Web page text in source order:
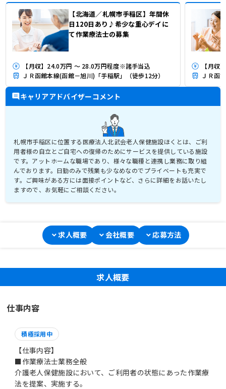
【北海道／札幌市手稲区】年間休
日120日あり♪希少な重心デイに
て作業療法士の募集
【月収】24.0万円 ～ 28.0万円程度※諸手当込
ＪＲ函館本線(函館－旭川)「手稲駅」（徒歩12分）
【月収
ＪＲ函
キャリアアドバイザーコメント
札幌市手稲区に位置する医療法人北武会老人保健施設ほくとは、ご利
用者様の自立とご自宅への復帰のためにサービスを提供している施設
です。アットホームな職場であり、様々な職種と連携し業務に取り組
んでおります。日勤のみで残業も少なめなのでプライベートも充実で
す。ご興味がある方には面接ポイントなど、さらに詳細をお話いたし
ますので、お気軽にご相談ください。
求人概要 会社概要 応募方法
求人概要
仕事内容
積極採用中
【仕事内容】
■作業療法士業務全般
介護老人保健施設において、ご利用者の状態にあった作業療
法を提案、実施する。